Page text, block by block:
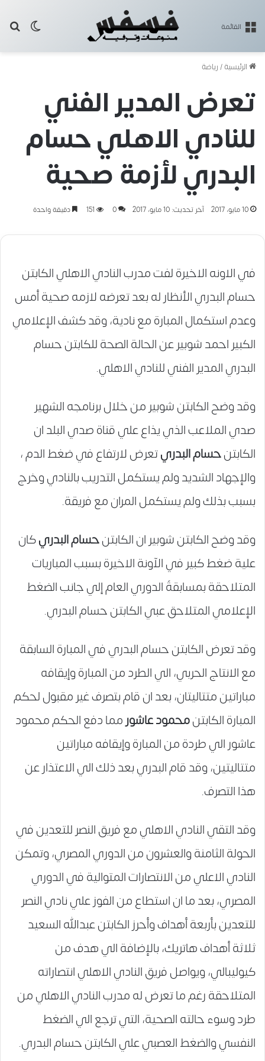
القائمة
الرئيسية/رياضة
تعرض المدير الفني
للنادي الاهلي حسام
البدري لأزمة صحية
10 مايو، 2017 آخر تحديث: 10 مايو، 2017 0
151 دقيقة واحدة
في الاونه الاخيرة لفت مدرب النادي الاهلي الكابتن
حسام البدري الأنظار له بعد تعرضه لازمه صحية أمس
وعدم استكمال المبارة مع نادية، وقد كشف الإعلامي
الكبير احمد شوبير عن الحالة الصحة للكابتن حسام
البدري المدير الفني للنادي الاهلي.
وقد وضح الكابتن شوبير من خلال برنامجه الشهير
صدي الملاعب الذي يذاع علي قناة صدي البلد ان
الكابتنحسام البدريتعرض لارتفاع في ضغط الدم ،
والإجهاد الشديد ولم يستكمل التدريب بالنادي وخرج
بسبب بذلك ولم يستكمل المران مع فريقة.
وقد وضح الكابتن شوبير ان الكابتنحسام البدريكان
علية ضغط كبير في الآونة الاخيرة بسبب المباريات
المتلاحقة بمسابقةً الدوري العام إلي جانب الضغط
الإعلامي المتلاحق عبي الكابتن حسام البدري.
وقد تعرض الكابتن حسام البدري في المبارة السابقة
مع الانتاج الحربي، الي الطرد من المبارة وإيقافه
مباراتين متتاليتان، بعد ان قام بتصرف غير مقبول لحكم
المبارة الكابتنمحمود عاشورمما دفع الحكم محمود
عاشور الي طردة من المبارة وإيقافه مباراتين
متتاليتين، وقد قام البدري بعد ذلك الي الاعتذار عن
هذا التصرف.
وقد التقي النادي الاهلي مع فريق النصر للتعدين في
الحولة الثامنة والعشرون من الدوري المصري، وتمكن
النادي الاعلي من الانتصارات المتوالية في الدوري
المصري، بعد ما ان استطاع من الفوز علي نادي النصر
للتعدين بأربعة أهداف وأحرز الكابتن عبدالله السعيد
ثلاثة أهداف هاتريك، بالإضافة الي هدف من
كيوليبالي، ويواصل فريق النادي الاهلي انتصاراته
المتلاحقة رغم ما تعرض له مدرب النادي الاهلي من
طرد وسوء حالته الصحية، التي ترجع الي الضغط
النفسي والضغط العصبي علي الكابتن حسام البدري.